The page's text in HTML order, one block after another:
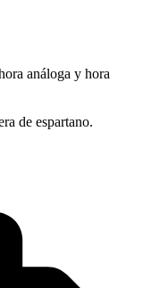
análoga y hora
de espartano.